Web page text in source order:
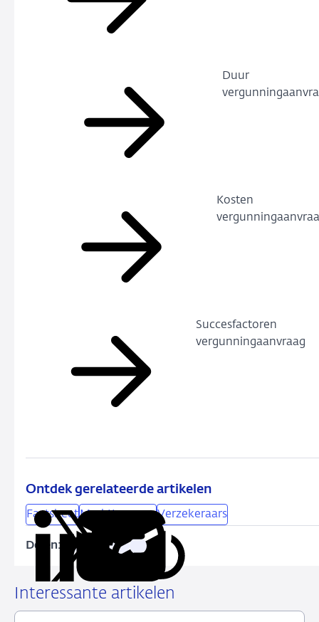
Duur
Kosten
Succesfactoren
vergunningaanvraag
Ontdek gerelateerde artikelen
FactsheetMarkttoegangVerzekeraars
Delen:
Deel
LinkedIn
via
X
Deel
Facebook
Deel
e-
Kopieer
Interessante artikelen